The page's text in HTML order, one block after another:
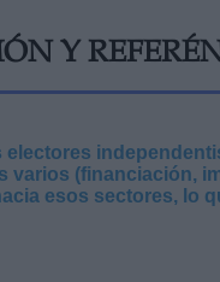
Y
(financiación,
esos sectores, lo